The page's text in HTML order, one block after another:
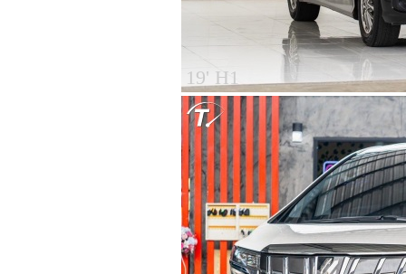
19' H1